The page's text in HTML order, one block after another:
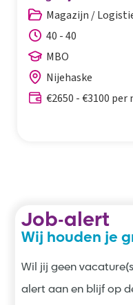
Magazijn /
40 - 40
MBO
Nijehaske
€2650 - €3100 per
Job-alert
Wij houden je
Wil jij geen
alert aan en blijf op